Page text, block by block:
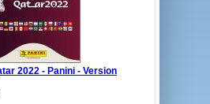
2022 - Panini - Version